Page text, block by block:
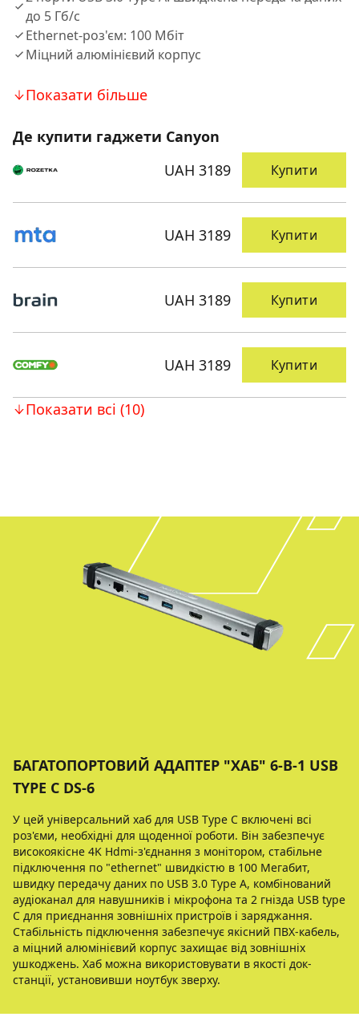
до 5 Гб/с
Ethernet-роз'єм: 100 Мбiт
Мiцний алюмiнiєвий корпус
Показати більше
Де купити гаджети Canyon
UAH 3189
Купити
UAH 3189 Купити
UAH 3189 Купити
UAH 3189 Купити
Показати всі (10)
БАГАТОПОРТОВИЙ АДАПТЕР "ХАБ" 6-В-1 USB
TYPE C DS-6
У цей унiверсальний хаб для USB Type C включенi всi
роз'єми, необхiднi для щоденної роботи. Вiн забезпечує
високоякiсне 4K Hdmi-з'єднання з монiтором, стабiльне
пiдключення по "ethernet" швидкiстю в 100 Мегабит,
швидку передачу даних по USB 3.0 Type A, комбiнований
аудiоканал для навушникiв i мiкрофона та 2 гнiзда USB type
C для приєднання зовнiшнiх пристроїв i заряджання.
Стабiльнiсть пiдключення забезпечує якiсний ПВХ-кабель,
а мiцний алюмiнiєвий корпус захищає вiд зовнiшнiх
ушкоджень. Хаб можна використовувати в якостi док-
станцiї, установивши ноутбук зверху.